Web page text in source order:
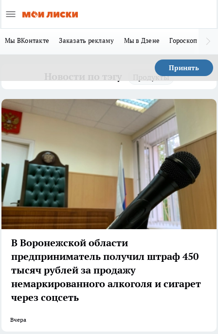
Мы ВКонтакте Заказать рекламу Мы в Дзене Гороскоп
Принять
Продукты
В Воронежской области
предприниматель получил штраф 450
тысяч рублей за продажу
немаркированного алкоголя и сигарет
через соцсеть
Вчера